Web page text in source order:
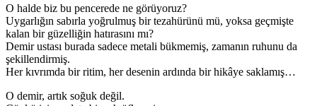
O halde biz bu pencerede ne görüyoruz?
Uygarlığın sabırla yoğrulmuş bir tezahürünü mü, yoksa geçmişte
kalan bir güzelliğin hatırasını mı?
Demir ustası burada sadece metali bükmemiş, zamanın ruhunu da
şekillendirmiş.
Her kıvrımda bir ritim, her desenin ardında bir hikâye saklamış…
O demir, artık soğuk değil.